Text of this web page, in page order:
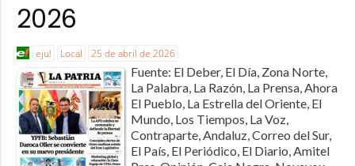
2026
eju! Local 25 de abril de 2026
Fuente: El Deber, El Día, Zona Norte,
La Palabra, La Razón, La Prensa, Ahora
El Pueblo, La Estrella del Oriente, El
Mundo, Los Tiempos, La Voz,
Contraparte, Andaluz, Correo del Sur,
El País, El Periódico, El Diario, Amitel